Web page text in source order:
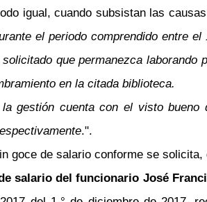
igual, cuando subsistan las
el periodo comprendido entre
que permanezca
en la citada biblioteca.
la gestión cuenta con el visto
.".
goce de salario conforme se
salario del funcionario José